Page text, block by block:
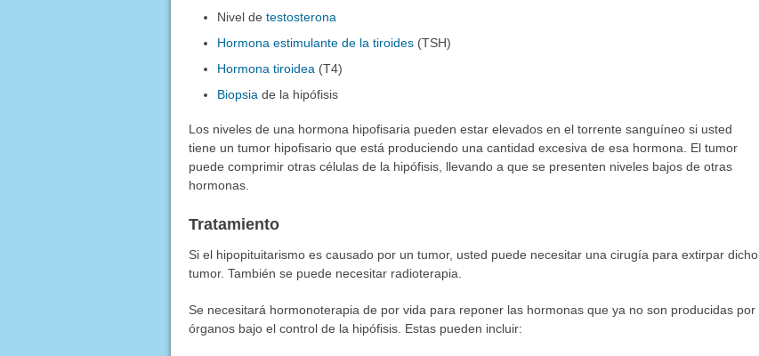
Nivel detestosterona
Hormona estimulante de la tiroides (TSH)
Hormona tiroidea (T4)
Biopsia de la hipófisis
Los niveles de una hormona hipofisaria pueden estar elevados en el torrente sanguíneo si usted
tiene un tumor hipofisario que está produciendo una cantidad excesiva de esa hormona. El tumor
puede comprimir otras células de la hipófisis, llevando a que se presenten niveles bajos de otras
hormonas.
Tratamiento
Si el hipopituitarismo es causado por un tumor, usted puede necesitar una cirugía para extirpar dicho
tumor. También se puede necesitar radioterapia.
Se necesitará hormonoterapia de por vida para reponer las hormonas que ya no son producidas por
órganos bajo el control de la hipófisis. Estas pueden incluir: